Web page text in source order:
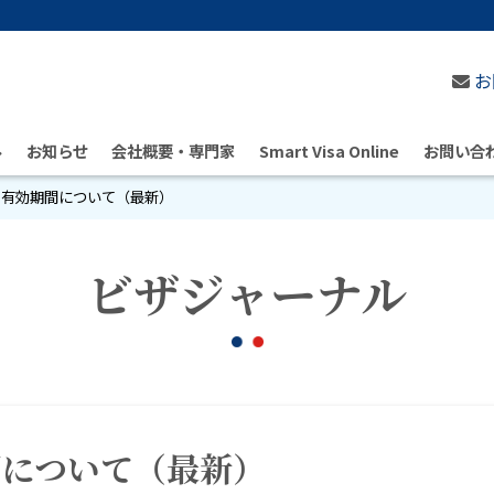
お知らせ 会社概要・専門家 Smart Visa Online お問い合
効期間について（最新）
ビザジャーナル
ついて（最新）